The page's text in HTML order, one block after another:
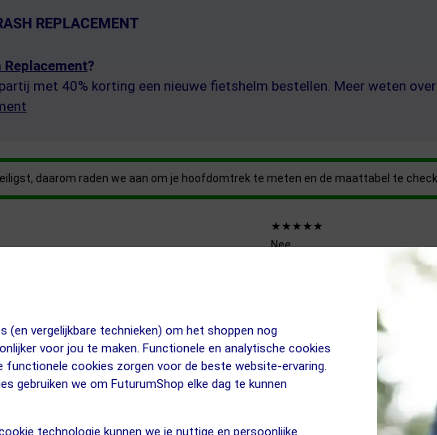
(en vergelijkbare technieken) om het shoppen nog
voor jou te maken. Functionele en analytische cookies
functionele cookies zorgen voor de beste website-ervaring.
gebruiken we om FuturumShop elke dag te kunnen
technologie kunnen we je nuttige en persoonlijke
REPLACEMENT
Replacement?
met 40% korting een nieuwe fietshelm bestellen. Meer weten
daarom raden we aan om je hoofdomtrek te meten en de maattabel te
★★★★★
Nee
Nee
het Advanced Rollsys systeem
de fietshouding